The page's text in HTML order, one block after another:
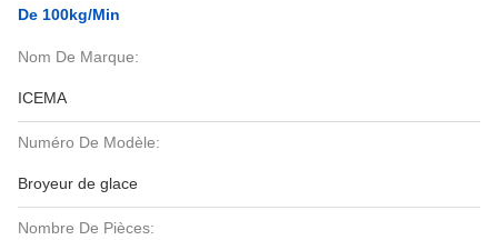
De 100kg/min
Nom De Marque:
ICEMA
Numéro De Modèle:
Broyeur de glace
Nombre De Pièces: